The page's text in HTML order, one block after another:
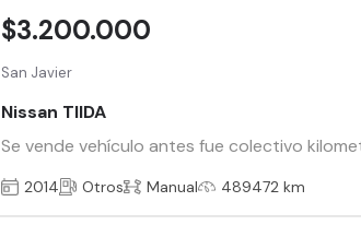
San Javier
Nissan TIIDA
Se vende vehículo antes fue colectivo
$3.200.000
2014 Otros Manual 489472 km